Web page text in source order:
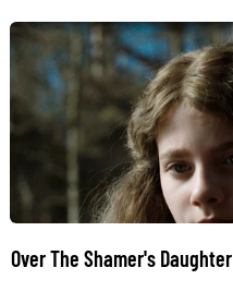
Over The Shamer's Daughter